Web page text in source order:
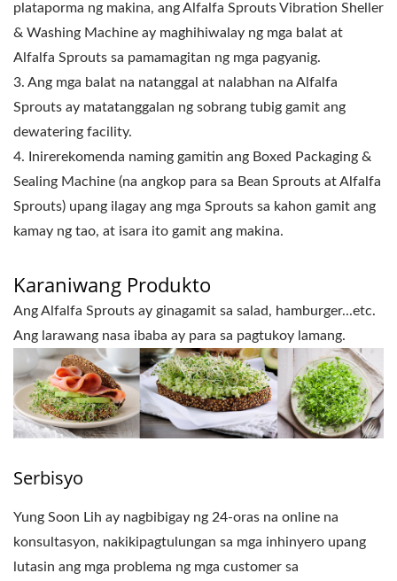
plataporma ng makina, ang Alfalfa Sprouts Vibration Sheller
& Washing Machine ay maghihiwalay ng mga balat at
Alfalfa Sprouts sa pamamagitan ng mga pagyanig.
3. Ang mga balat na natanggal at nalabhan na Alfalfa
Sprouts ay matatanggalan ng sobrang tubig gamit ang
dewatering facility.
4. Inirerekomenda naming gamitin ang Boxed Packaging &
Sealing Machine (na angkop para sa Bean Sprouts at Alfalfa
Sprouts) upang ilagay ang mga Sprouts sa kahon gamit ang
kamay ng tao, at isara ito gamit ang makina.
Karaniwang Produkto
Ang Alfalfa Sprouts ay ginagamit sa salad, hamburger...etc.
Ang larawang nasa ibaba ay para sa pagtukoy lamang.
Serbisyo
Yung Soon Lih ay nagbibigay ng 24-oras na online na
konsultasyon, nakikipagtulungan sa mga inhinyero upang
lutasin ang mga problema ng mga customer sa